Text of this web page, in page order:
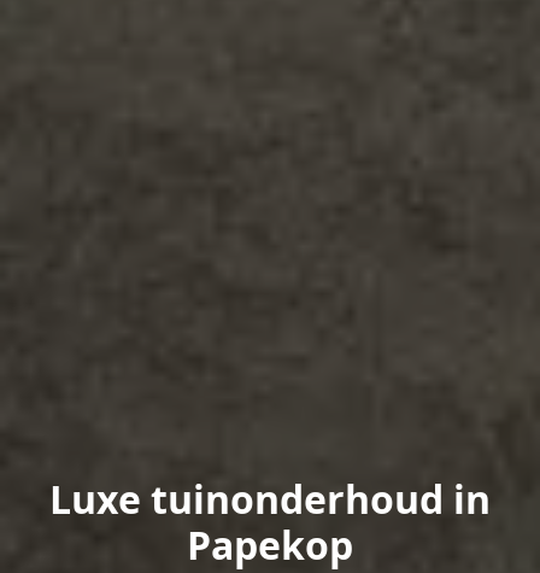
Luxe tuinonderhoud in
Papekop